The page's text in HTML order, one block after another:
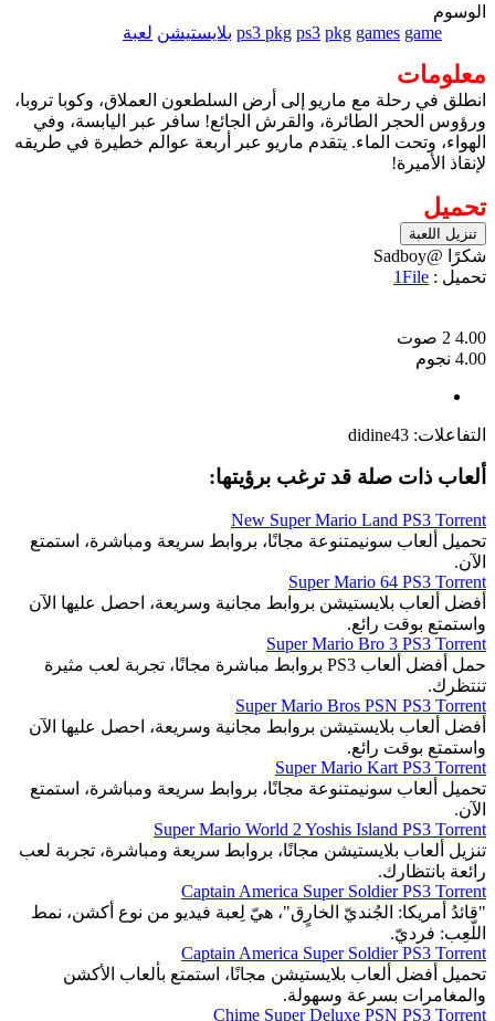
الوسوم
game
games
pkg
ps3
ps3 pkg بلايستيشن لعبة
معلومات
انطلق في رحلة مع ماريو إلى أرض السلطعون العملاق، وكوبا تروبا،
ورؤوس الحجر الطائرة، والقرش الجائع! سافر عبر اليابسة، وفي
الهواء، وتحت الماء. يتقدم ماريو عبر أربعة عوالم خطيرة في طريقه
لإنقاذ الأميرة!
تحميل
تنزيل اللعبة
شكرًا @Sadboy
تحميل : 1File
4.00
2 صوت
4.00 نجوم
التفاعلات: didine43
ألعاب ذات صلة قد ترغب برؤيتها:
New Super Mario Land PS3 Torrent
تحميل ألعاب سونيمتنوعة مجانًا، بروابط سريعة ومباشرة، استمتع
الآن.
Super Mario 64 PS3 Torrent
أفضل ألعاب بلايستيشن بروابط مجانية وسريعة، احصل عليها الآن
واستمتع بوقت رائع.
Super Mario Bro 3 PS3 Torrent
حمل أفضل ألعاب PS3 بروابط مباشرة مجانًا، تجربة لعب مثيرة
تنتظرك.
Super Mario Bros PSN PS3 Torrent
أفضل ألعاب بلايستيشن بروابط مجانية وسريعة، احصل عليها الآن
واستمتع بوقت رائع.
Super Mario Kart PS3 Torrent
تحميل ألعاب سونيمتنوعة مجانًا، بروابط سريعة ومباشرة، استمتع
الآن.
Super Mario World 2 Yoshis Island PS3 Torrent
تنزيل ألعاب بلايستيشن مجانًا، بروابط سريعة ومباشرة، تجربة لعب
رائعة بانتظارك.
Captain America Super Soldier PS3 Torrent
"قائدُ أمريكا: الجُنديّ الخارٍق"، هيّ لِعبة فيديو من نوع أكشن، نمط
اللّعِب: فرديّ.
Captain America Super Soldier PS3 Torrent
تحميل أفضل ألعاب بلايستيشن مجانًا، استمتع بألعاب الأكشن
والمغامرات بسرعة وسهولة.
Chime Super Deluxe PSN PS3 Torrent